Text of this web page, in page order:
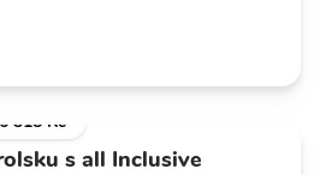
318 Kč
s all Inclusive